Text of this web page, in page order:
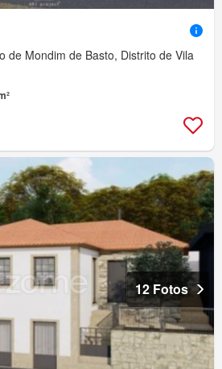
de Mondim de Basto, Distrito de Vila
12 Fotos